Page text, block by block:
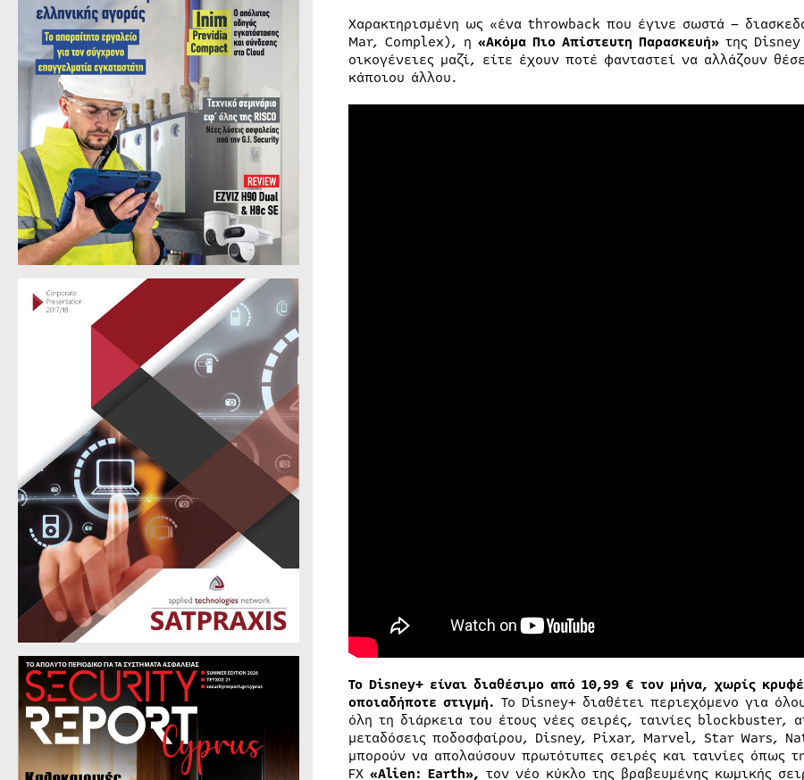
Χαρακτηρισμένη ως «ένα throwback που έγινε σωστά –
Mar, Complex), η «Ακόμα Πιο Απίστευτη Παρασκευή»της Disney
οικογένειες μαζί, είτε έχουν ποτέ φανταστεί να αλλάζουν
κάποιου άλλου.
Το Disney+ είναι διαθέσιμο από 10,99 € τον μήνα, χωρίς
οποιαδήποτε στιγμή. Το Disney+ διαθέτει περιεχόμενο για
όλη τη διάρκεια του έτους νέες σειρές, ταινίες blockbuster,
μεταδόσεις ποδοσφαίρου, Disney, Pixar, Marvel, Star Wars,
μπορούν να απολαύσουν πρωτότυπες σειρές και ταινίες όπως
FX«Alien: Earth», τον νέο κύκλο της βραβευμένης κωμικής